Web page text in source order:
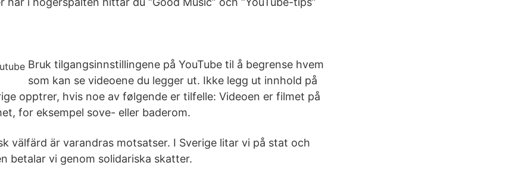
Bruk tilgangsinnstillingene på YouTube til å begrense hvem
som kan se videoene du legger ut. Ikke legg ut innhold på
opptrer, hvis noe av følgende er tilfelle: Videoen er filmet på
for eksempel sove- eller baderom.
välfärd är varandras motsatser. I Sverige litar vi på stat och
betalar vi genom solidariska skatter.